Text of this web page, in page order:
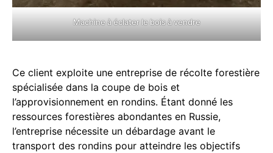
Machine à éclater le bois à vendre
Ce client exploite une entreprise de récolte forestière
spécialisée dans la coupe de bois et
l’approvisionnement en rondins. Étant donné les
ressources forestières abondantes en Russie,
l’entreprise nécessite un débardage avant le
transport des rondins pour atteindre les objectifs